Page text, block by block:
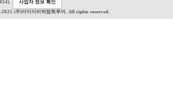
사업자 정보 확인
(주)아이이비박람회투어. All rights reserved.